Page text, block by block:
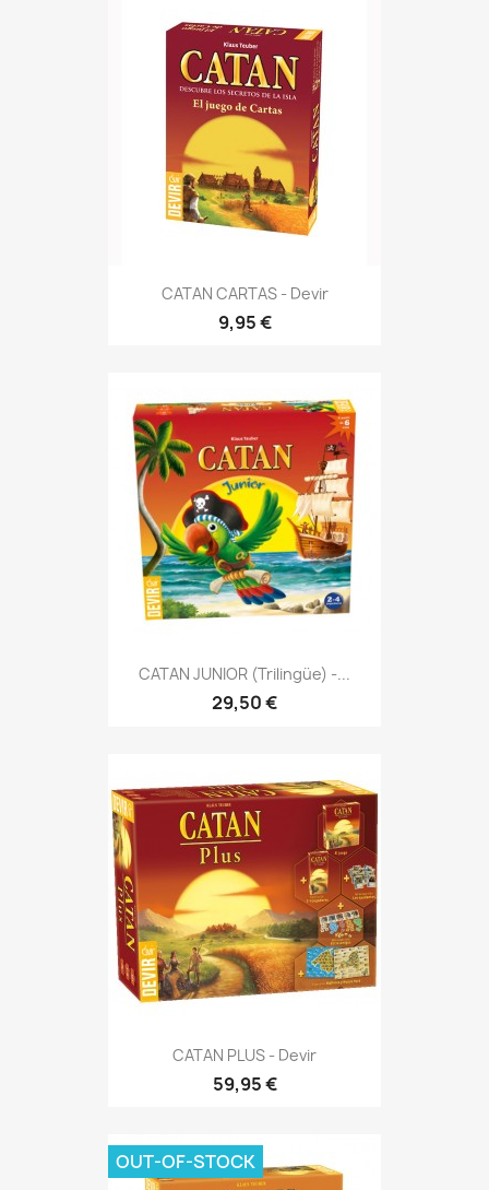
CATAN CARTAS - Devir
9,95 €
CATAN JUNIOR (Trilingüe) -...
29,50 €
CATAN PLUS - Devir
59,95 €
OUT-OF-STOCK